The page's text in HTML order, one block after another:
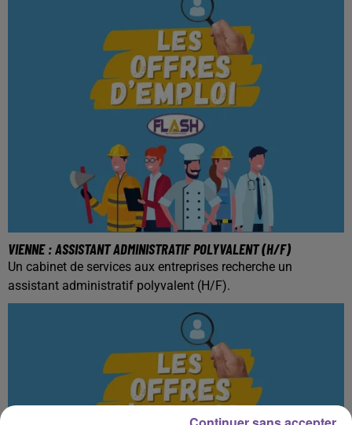
VIENNE : ASSISTANT ADMINISTRATIF POLYVALENT (H/F)
Un cabinet de services aux entreprises recherche un
assistant administratif polyvalent (H/F).